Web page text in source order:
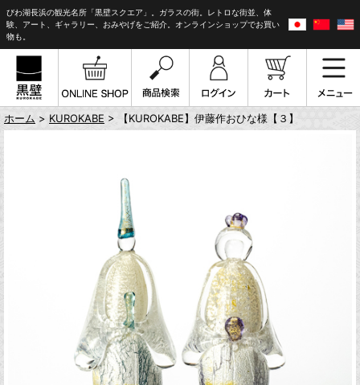
びわ湖長浜の観光名所「黒壁スクエア」。ガラスの街。レトロな街並、体
験、アート、ギャラリー、おみやげをご紹介。オンラインショップでお買い
物も。
ホーム > KUROKABE > 【KUROKABE】伊藤作おひな様【３】